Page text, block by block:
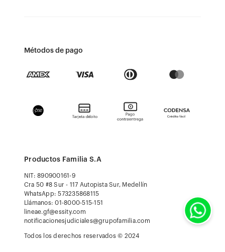
Métodos de pago
Productos Familia S.A
NIT: 890900161-9
Cra 50 #8 Sur - 117 Autopista Sur, Medellín
WhatsApp: 573235868115
Llámanos: 01-8000-515-151
lineae.gf@essity.com
notificacionesjudiciales@grupofamilia.com
Todos los derechos reservados © 2024